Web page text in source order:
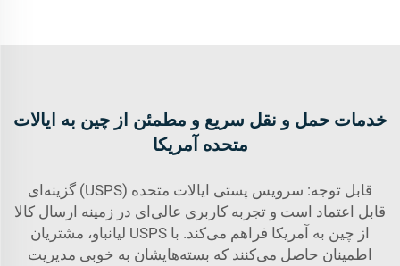
خدمات حمل و نقل سریع و مطمئن از چین به ایالات
متحده آمریکا
قابل توجه: سرویس پستی ایالات متحده (USPS) گزینه‌ای
قابل اعتماد است و تجربه کاربری عالی‌ای در زمینه ارسال کالا
از چین به آمریکا فراهم می‌کند. با USPS لیانباو، مشتریان
اطمینان حاصل می‌کنند که بسته‌هایشان به خوبی مدیریت